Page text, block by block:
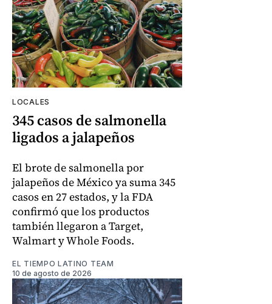
LOCALES
345 casos de salmonella
ligados a jalapeños
El brote de salmonella por
jalapeños de México ya suma 345
casos en 27 estados, y la FDA
confirmó que los productos
también llegaron a Target,
Walmart y Whole Foods.
EL TIEMPO LATINO TEAM
10 de agosto de 2026